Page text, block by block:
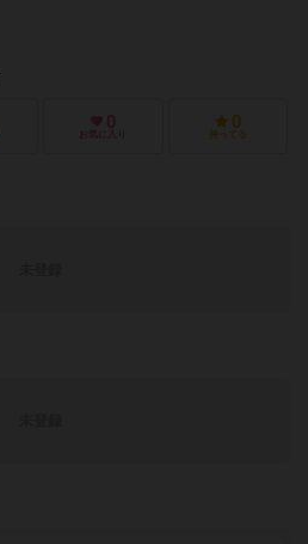
0
お気に入り
0
持ってる